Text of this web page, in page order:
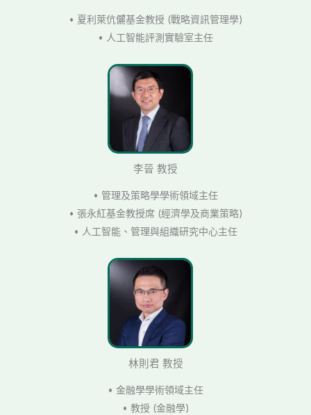
• 夏利萊伉儷基金教授 (戰略資訊管理學)
• 人工智能評測實驗室主任
李晉 教授
• 管理及策略學學術領域主任
• 張永紅基金教授席 (經濟學及商業策略)
• 人工智能、管理與組織研究中心主任
林則君 教授
• 金融學學術領域主任
• 教授 (金融學)